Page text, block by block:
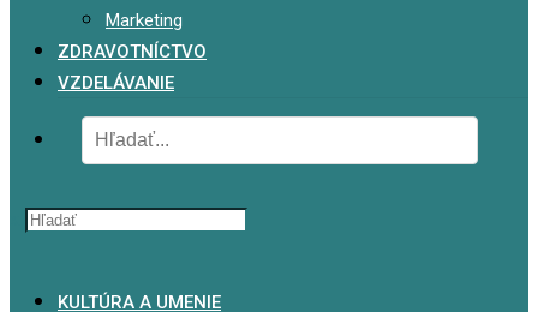
Marketing
ZDRAVOTNÍCTVO
VZDELÁVANIE
KULTÚRA A UMENIE